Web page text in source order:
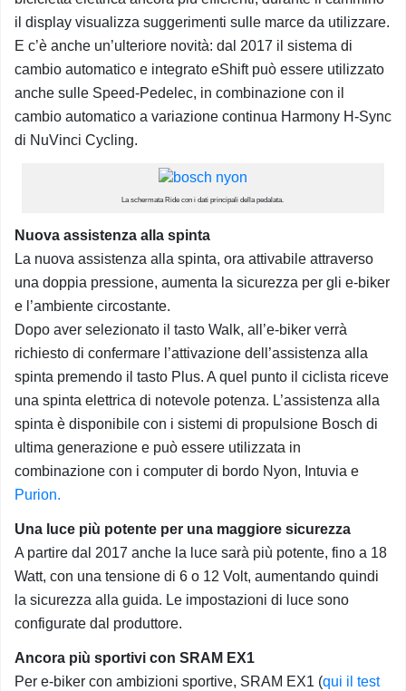
il display visualizza suggerimenti sulle marce da utilizzare.
E c’è anche un’ulteriore novità: dal 2017 il sistema di
cambio automatico e integrato eShift può essere utilizzato
anche sulle Speed-Pedelec, in combinazione con il
cambio automatico a variazione continua Harmony H-Sync
di NuVinci Cycling.
La schermata Ride con i dati principali della pedalata.
Nuova assistenza alla spinta
La nuova assistenza alla spinta, ora attivabile attraverso
una doppia pressione, aumenta la sicurezza per gli e-biker
e l’ambiente circostante.
Dopo aver selezionato il tasto Walk, all’e-biker verrà
richiesto di confermare l’attivazione dell’assistenza alla
spinta premendo il tasto Plus. A quel punto il ciclista riceve
una spinta elettrica di notevole potenza. L’assistenza alla
spinta è disponibile con i sistemi di propulsione Bosch di
ultima generazione e può essere utilizzata in
combinazione con i computer di bordo Nyon, Intuvia e
Purion.
Una luce più potente per una maggiore sicurezza
A partire dal 2017 anche la luce sarà più potente, fino a 18
Watt, con una tensione di 6 o 12 Volt, aumentando quindi
la sicurezza alla guida. Le impostazioni di luce sono
configurate dal produttore.
Ancora più sportivi con SRAM EX1
Per e-biker con ambizioni sportive, SRAM EX1 (qui il test